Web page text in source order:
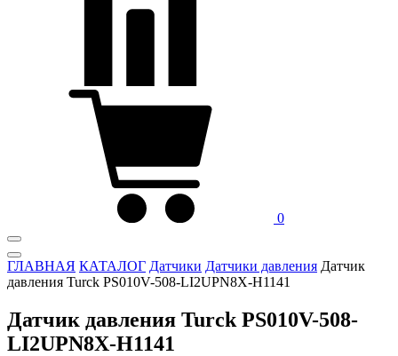
0
ГЛАВНАЯ КАТАЛОГ Датчики Датчики давления Датчик
давления Turck PS010V-508-LI2UPN8X-H1141
Датчик давления Turck PS010V-508-
LI2UPN8X-H1141